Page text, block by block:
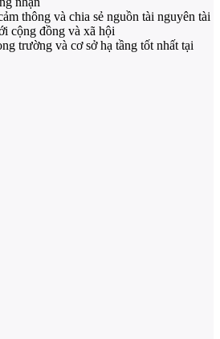
thông và chia sẻ nguồn tài nguyên tài
cộng đồng và xã hội
trường và cơ sở hạ tầng tốt nhất tại